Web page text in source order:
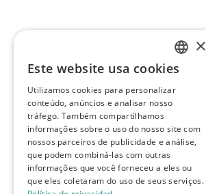
SPANISH
ENGLISH
PORTUGUESE
×
Este website usa cookies
Utilizamos cookies para personalizar
conteúdo, anúncios e analisar nosso
tráfego. Também compartilhamos
informações sobre o uso do nosso site com
nossos parceiros de publicidade e análise,
que podem combiná-las com outras
informações que você forneceu a eles ou
que eles coletaram do uso de seus serviços.